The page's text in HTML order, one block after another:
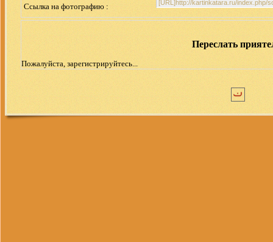
Ссылка на фотографию :
Переслать
Пожалуйста, зарегистрируйтесь...